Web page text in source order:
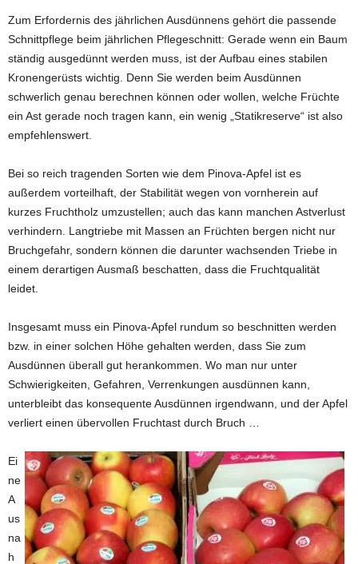
Zum Erfordernis des jährlichen Ausdünnens gehört die passende
Schnittpflege beim jährlichen Pflegeschnitt: Gerade wenn ein Baum
ständig ausgedünnt werden muss, ist der Aufbau eines stabilen
Kronengerüsts wichtig. Denn Sie werden beim Ausdünnen
schwerlich genau berechnen können oder wollen, welche Früchte
ein Ast gerade noch tragen kann, ein wenig „Statikreserve“ ist also
empfehlenswert.
Bei so reich tragenden Sorten wie dem Pinova-Apfel ist es
außerdem vorteilhaft, der Stabilität wegen von vornherein auf
kurzes Fruchtholz umzustellen; auch das kann manchen Astverlust
verhindern. Langtriebe mit Massen an Früchten bergen nicht nur
Bruchgefahr, sondern können die darunter wachsenden Triebe in
einem derartigen Ausmaß beschatten, dass die Fruchtqualität
leidet.
Insgesamt muss ein Pinova-Apfel rundum so beschnitten werden
bzw. in einer solchen Höhe gehalten werden, dass Sie zum
Ausdünnen überall gut herankommen. Wo man nur unter
Schwierigkeiten, Gefahren, Verrenkungen ausdünnen kann,
unterbleibt das konsequente Ausdünnen irgendwann, und der Apfel
verliert einen übervollen Fruchtast durch Bruch …
Ei
ne
A
us
na
h